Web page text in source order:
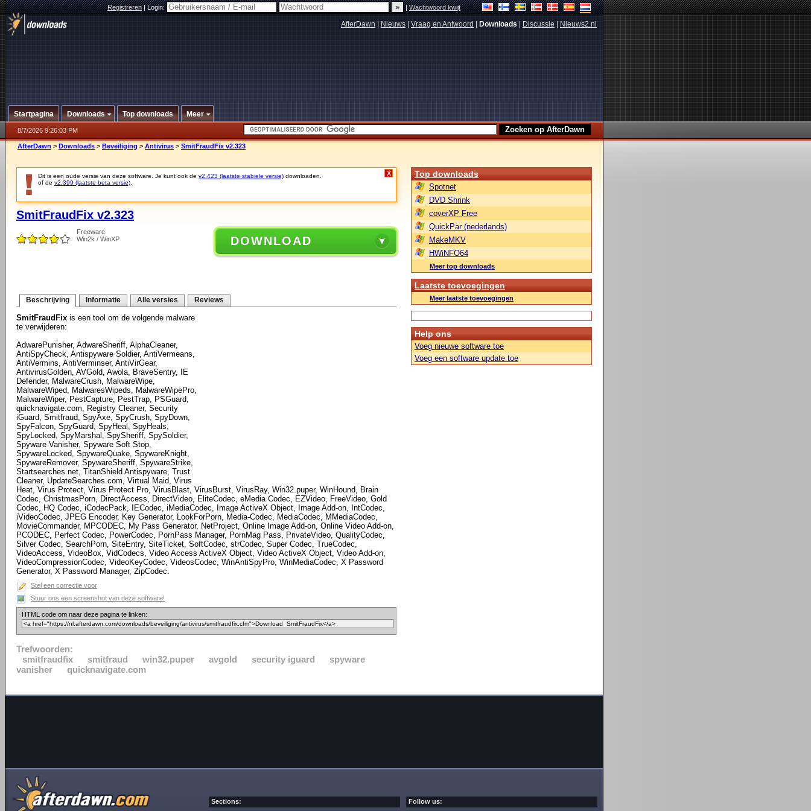
Registreren|Login: |Wachtwoord kwijt
AfterDawn Nieuws Vraag en Antwoord Downloads Discussie Nieuws2.nl
Startpagina Downloads Top downloads Meer
8/7/2026 9:26:03 PM
AfterDawn > Downloads > Beveiliging > Antivirus > SmitFraudFix v2.323
Dit is een oude versie van deze software. Je kunt ook de v2.423 (laatste stabiele versie) downloaden.
of de v2.399 (laatste beta versie)
X
SmitFraudFix v2.323
Freeware
Win2k / WinXP
DOWNLOAD
Beschrijving Informatie Alle versies Reviews
SmitFraudFix is een tool om de volgende malware
te verwijderen:
AdwarePunisher, AdwareSheriff, AlphaCleaner,
AntiSpyCheck, Antispyware Soldier, AntiVermeans,
AntiVermins, AntiVerminser, AntiVirGear,
AntivirusGolden, AVGold, Awola, BraveSentry, IE
Defender, MalwareCrush, MalwareWipe,
MalwareWiped, MalwaresWipeds, MalwareWipePro,
MalwareWiper, PestCapture, PestTrap, PSGuard,
quicknavigate.com, Registry Cleaner, Security
iGuard, Smitfraud, SpyAxe, SpyCrush, SpyDown,
SpyFalcon, SpyGuard, SpyHeal, SpyHeals,
SpyLocked, SpyMarshal, SpySheriff, SpySoldier,
Spyware Vanisher, Spyware Soft Stop,
SpywareLocked, SpywareQuake, SpywareKnight,
SpywareRemover, SpywareSheriff, SpywareStrike,
Startsearches.net, TitanShield Antispyware, Trust
Cleaner, UpdateSearches.com, Virtual Maid, Virus
Heat, Virus Protect, Virus Protect Pro, VirusBlast, VirusBurst, VirusRay, Win32.puper, WinHound, Brain
Codec, ChristmasPorn, DirectAccess, DirectVideo, EliteCodec, eMedia Codec, EZVideo, FreeVideo, Gold
Codec, HQ Codec, iCodecPack, IECodec, iMediaCodec, Image ActiveX Object, Image Add-on, IntCodec,
iVideoCodec, JPEG Encoder, Key Generator, LookForPorn, Media-Codec, MediaCodec, MMediaCodec,
MovieCommander, MPCODEC, My Pass Generator, NetProject, Online Image Add-on, Online Video Add-on,
PCODEC, Perfect Codec, PowerCodec, PornPass Manager, PornMag Pass, PrivateVideo, QualityCodec,
Silver Codec, SearchPorn, SiteEntry, SiteTicket, SoftCodec, strCodec, Super Codec, TrueCodec,
VideoAccess, VideoBox, VidCodecs, Video Access ActiveX Object, Video ActiveX Object, Video Add-on,
VideoCompressionCodec, VideoKeyCodec, VideosCodec, WinAntiSpyPro, WinMediaCodec, X Password
Generator, X Password Manager, ZipCodec.
Stel een correctie voor
Stuur ons een screenshot van deze software!
HTML code om naar deze pagina te linken:
Trefwoorden:
smitfraudfix
smitfraud win32.puper avgold security iguard
spyware
vanisher
quicknavigate.com
Top downloads
Spotnet
DVD Shrink
coverXP Free
QuickPar (nederlands)
MakeMKV
HWiNFO64
Meer top downloads
Laatste toevoegingen
Meer laatste toevoegingen
Help ons
Voeg nieuwe software toe
Voeg een software update toe
Sections: Follow us: